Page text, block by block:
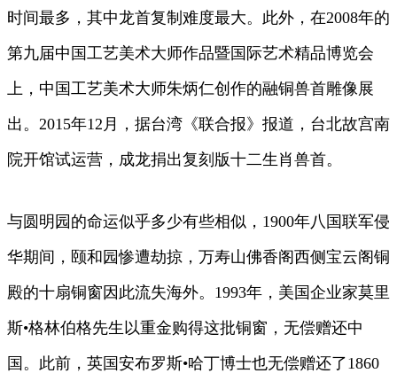
时间最多，其中龙首复制难度最大。此外，在2008年的
第九届中国工艺美术大师作品暨国际艺术精品博览会
上，中国工艺美术大师朱炳仁创作的融铜兽首雕像展
出。2015年12月，据台湾《联合报》报道，台北故宫南
院开馆试运营，成龙捐出复刻版十二生肖兽首。
与圆明园的命运似乎多少有些相似，1900年八国联军侵
华期间，颐和园惨遭劫掠，万寿山佛香阁西侧宝云阁铜
殿的十扇铜窗因此流失海外。1993年，美国企业家莫里
斯•格林伯格先生以重金购得这批铜窗，无偿赠还中
国。此前，英国安布罗斯•哈丁博士也无偿赠还了1860